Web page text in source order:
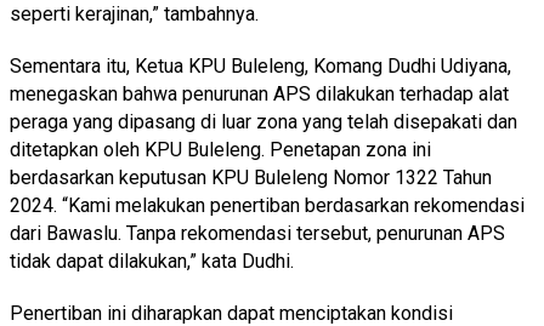
seperti kerajinan,” tambahnya.
Sementara itu, Ketua KPU Buleleng, Komang Dudhi Udiyana,
menegaskan bahwa penurunan APS dilakukan terhadap alat
peraga yang dipasang di luar zona yang telah disepakati dan
ditetapkan oleh KPU Buleleng. Penetapan zona ini
berdasarkan keputusan KPU Buleleng Nomor 1322 Tahun
2024. “Kami melakukan penertiban berdasarkan rekomendasi
dari Bawaslu. Tanpa rekomendasi tersebut, penurunan APS
tidak dapat dilakukan,” kata Dudhi.
Penertiban ini diharapkan dapat menciptakan kondisi